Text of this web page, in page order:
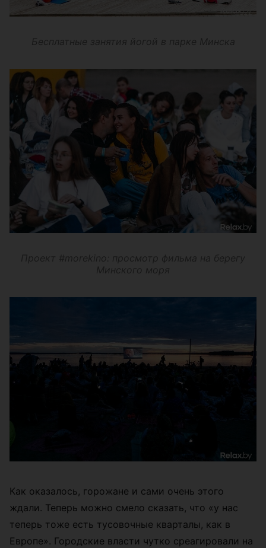
Бесплатные занятия йогой в парке Минска
Проект #morekino: просмотр фильма на берегу
Минского моря
Как оказалось, горожане и сами очень этого
ждали. Теперь можно смело сказать, что «у нас
теперь тоже есть тусовочные кварталы, как в
Европе». Городские власти чутко среагировали на